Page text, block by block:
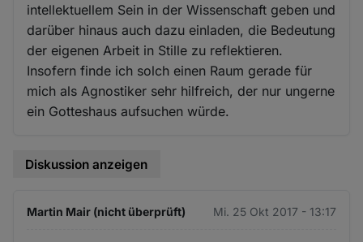
intellektuellem Sein in der Wissenschaft geben und
darüber hinaus auch dazu einladen, die Bedeutung
der eigenen Arbeit in Stille zu reflektieren.
Insofern finde ich solch einen Raum gerade für
mich als Agnostiker sehr hilfreich, der nur ungerne
ein Gotteshaus aufsuchen würde.
Diskussion anzeigen
Martin Mair (nicht überprüft) Mi. 25 Okt 2017 - 13:17